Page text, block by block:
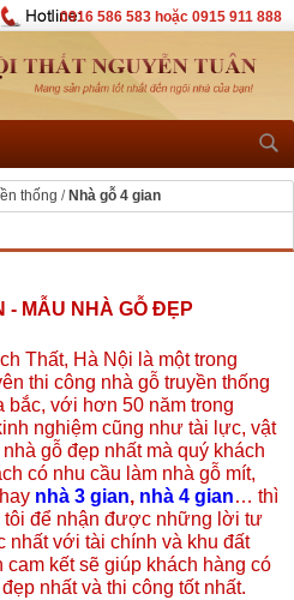
0916 586 583 hoặc 0915 911 888
thống / Nhà gỗ 4 gian
- MẪU NHÀ GỖ ĐẸP
Thất, Hà Nội là một trong
thi công nhà gỗ truyền thống
bắc, với hơn 50 năm trong
nghiệm cũng như tài lực, vật
gỗ đẹp nhất mà quý khách
có nhu cầu làm nhà gỗ mít,
nhà 3 gian, nhà 4 gian… thì
tôi để nhận được những lời tư
nhất với tài chính và khu đất
cam kết sẽ giúp khách hàng có
nhất và thi công tốt nhất.